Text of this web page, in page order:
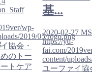
wp-
2019/05/rogo.png
協会・
のトー
トケア
基...
2020-02-27
https://yu-
fai.com/
content/
ユーファイ協